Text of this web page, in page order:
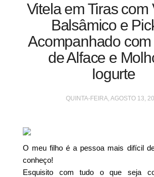
Vitela em Tiras com
Balsâmico e
Acompanhado
de Alface e
Iogurte
QUINTA-FEIRA, AGOSTO 13,
O meu filho é a pessoa mais difícil
conheço!
Esquisito com tudo o que seja